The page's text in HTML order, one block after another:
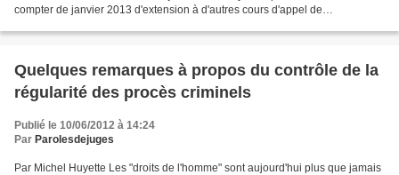
compter de janvier 2013 d'extension à d'autres cours d'appel de
Quelques remarques à propos du contrôle de la
régularité des procès criminels
Publié le 10/06/2012 à 14:24
Par Parolesdejuges
Par Michel Huyette Les "droits de l'homme" sont aujourd'hui plus que jamais